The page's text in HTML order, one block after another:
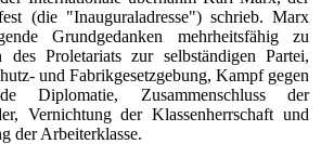
(die "Inauguraladresse") schrieb. Marx
Grundgedanken mehrheitsfähig zu
des Proletariats zur selbständigen Partei,
und Fabrikgesetzgebung, Kampf gegen
Diplomatie, Zusammenschluss der
Vernichtung der Klassenherrschaft und
der Arbeiterklasse.